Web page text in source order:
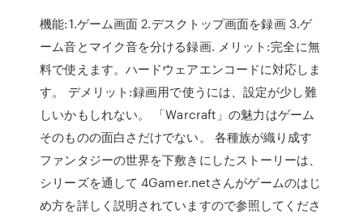
機能:1.ゲーム画面 2.デスクトップ画面を録画 3.ゲ
ーム音とマイク音を分ける録画. メリット:完全に無
料で使えます。ハードウェアエンコードに対応しま
す。 デメリット:録画用で使うには、設定が少し難
しいかもしれない。 「Warcraft」の魅力はゲーム
そのものの面白さだけでない。 各種族が織り成す
ファンタジーの世界を下敷きにしたストーリーは、
シリーズを通して 4Gamer.netさんがゲームのはじ
め方を詳しく説明されていますので参照してくださ